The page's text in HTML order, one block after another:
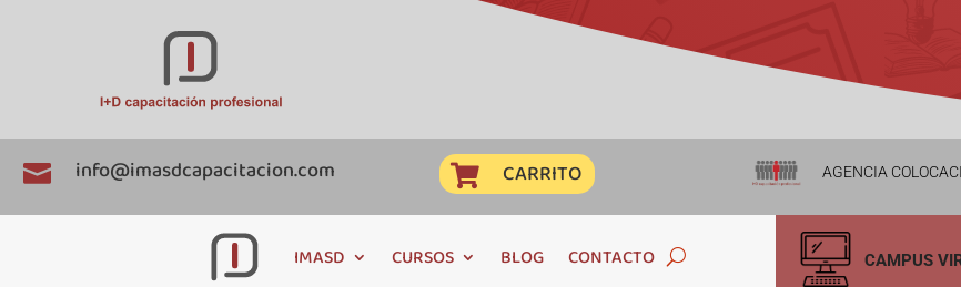
 info@imasdcapacitacion.com  CARRITO AGENCIA
IMASD CURSOS BLOG CONTACTO CAMPUS